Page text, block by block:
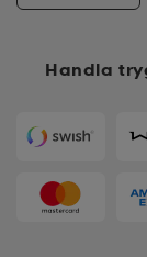
Handla